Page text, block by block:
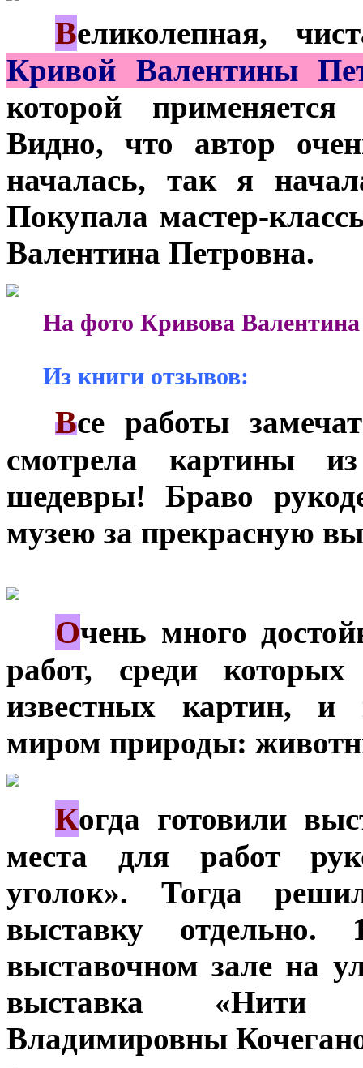
Великолепная,
Кривой Валентины
которой
Видно, что автор
началась, так я
Покупала мастер-
Валентина Петровна.
На фото Кривова
Из книги отзывов:
Все работы
смотрела картины
шедевры! Браво
музею за прекрасную
Очень много
работ, среди
известных картин, и
миром природы:
Когда готовили
места для работ
уголок». Тогда
выставку
выставочном зале на
выставка «Нити
Владимировны